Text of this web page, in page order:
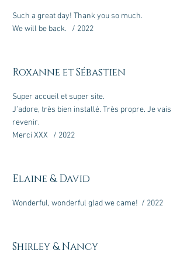
Such a great day! Thank you so much.
We will be back. / 2022
Roxanne et Sébastien
Super accueil et super site.
J’adore, très bien installé. Très propre. Je vais
revenir.
Merci XXX / 2022
Elaine & David
Wonderful, wonderful glad we came! / 2022
Shirley & Nancy